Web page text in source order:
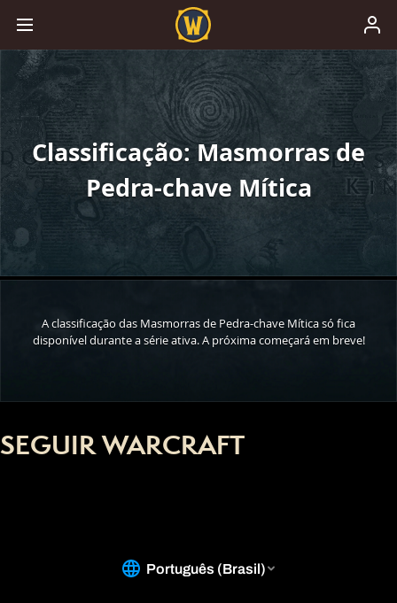
Classificação: Masmorras de
Pedra-chave Mítica
A classificação das Masmorras de Pedra-chave Mítica só fica
disponível durante a série ativa. A próxima começará em breve!
SEGUIR WARCRAFT